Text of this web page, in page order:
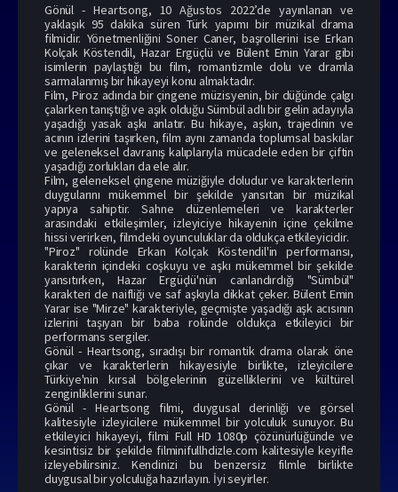
Gönül - Heartsong, 10 Ağustos 2022’de yayınlanan ve
yaklaşık 95 dakika süren Türk yapımı bir müzikal drama
filmidir. Yönetmenliğini Soner Caner, başrollerini ise Erkan
Kolçak Köstendil, Hazar Ergüçlü ve Bülent Emin Yarar gibi
isimlerin paylaştığı bu film, romantizmle dolu ve dramla
sarmalanmış bir hikayeyi konu almaktadır.
Film, Piroz adında bir çingene müzisyenin, bir düğünde çalgı
çalarken tanıştığı ve aşık olduğu Sümbül adlı bir gelin adayıyla
yaşadığı yasak aşkı anlatır. Bu hikaye, aşkın, trajedinin ve
acının izlerini taşırken, film aynı zamanda toplumsal baskılar
ve geleneksel davranış kalıplarıyla mücadele eden bir çiftin
yaşadığı zorlukları da ele alır.
Film, geleneksel çingene müziğiyle doludur ve karakterlerin
duygularını mükemmel bir şekilde yansıtan bir müzikal
yapıya sahiptir. Sahne düzenlemeleri ve karakterler
arasındaki etkileşimler, izleyiciye hikayenin içine çekilme
hissi verirken, filmdeki oyunculuklar da oldukça etkileyicidir.
"Piroz" rolünde Erkan Kolçak Köstendil'in performansı,
karakterin içindeki coşkuyu ve aşkı mükemmel bir şekilde
yansıtırken, Hazar Ergüçlü'nün canlandırdığı "Sümbül"
karakteri de naifliği ve saf aşkıyla dikkat çeker. Bülent Emin
Yarar ise "Mirze" karakteriyle, geçmişte yaşadığı aşk acısının
izlerini taşıyan bir baba rolünde oldukça etkileyici bir
performans sergiler.
Gönül - Heartsong, sıradışı bir romantik drama olarak öne
çıkar ve karakterlerin hikayesiyle birlikte, izleyicilere
Türkiye'nin kırsal bölgelerinin güzelliklerini ve kültürel
zenginliklerini sunar.
Gönül - Heartsong filmi, duygusal derinliği ve görsel
kalitesiyle izleyicilere mükemmel bir yolculuk sunuyor. Bu
etkileyici hikayeyi, filmi Full HD 1080p çözünürlüğünde ve
kesintisiz bir şekilde filminifullhdizle.com kalitesiyle keyifle
izleyebilirsiniz. Kendinizi bu benzersiz filmle birlikte
duygusal bir yolculuğa hazırlayın. İyi seyirler.